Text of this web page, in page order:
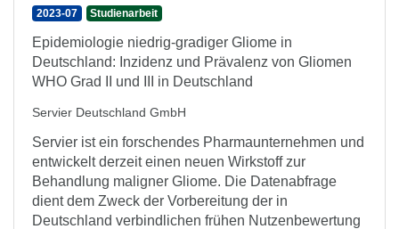
2023-07 Studienarbeit
Epidemiologie niedrig-gradiger Gliome in
Deutschland: Inzidenz und Prävalenz von Gliomen
WHO Grad II und III in Deutschland
Servier Deutschland GmbH
Servier ist ein forschendes Pharmaunternehmen und
entwickelt derzeit einen neuen Wirkstoff zur
Behandlung maligner Gliome. Die Datenabfrage
dient dem Zweck der Vorbereitung der in
Deutschland verbindlichen frühen Nutzenbewertung